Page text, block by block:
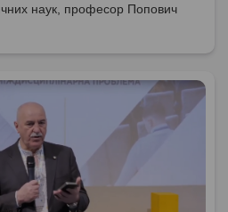
наук, професор Попович